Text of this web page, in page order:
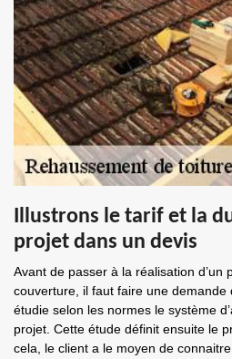
Illustrons le tarif et la
projet dans un devis
Avant de passer à la réalisation d’un
couverture, il faut faire une demande
étudie selon les normes le système
projet. Cette étude définit ensuite le
cela, le client a le moyen de